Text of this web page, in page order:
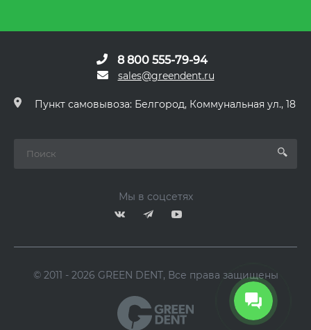
8 800 555-79-94
sales@greendent.ru
Пункт самовывоза: Белгород, Коммунальная ул., 18
Мы в соцсетях
© 2011 - 2026 GREEN DENT, Все права защищены